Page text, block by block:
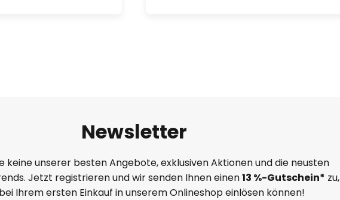
Newsletter
keine unserer besten Angebote, exklusiven Aktionen und die neusten
Jetzt registrieren und wir senden Ihnen einen13 %-Gutschein* zu,
Ihrem ersten Einkauf in unserem Onlineshop einlösen können!